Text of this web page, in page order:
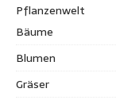
Pflanzenwelt
Bäume
Blumen
Gräser